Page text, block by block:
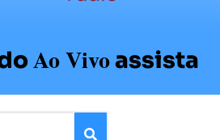
Ao Vivoassista